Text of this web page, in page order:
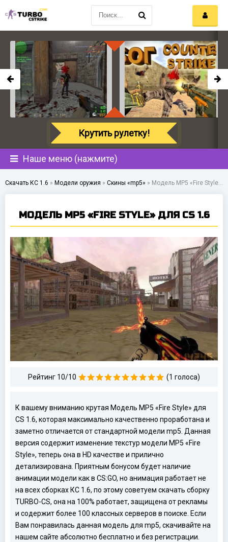
Наше меню (нажмите)
Скачать КС 1.6 » Модели оружия » Скины «mp5» » Модель MP5 «Fire Style» для CS 1.6
МОДЕЛЬ MP5 «FIRE STYLE» ДЛЯ CS 1.6
Рейтинг 10/10 (1 голоса)
К вашему вниманию крутая Модель MP5 «Fire Style» для
CS 1.6, которая максимально качественно проработана и
заметно отличается от стандартной модели mp5. Данная
версия содержит изменение текстур модели MP5 «Fire
Style», теперь она в HD качестве и прилично
детализирована. Приятным бонусом будет наличие
анимации модели как в CS:GO, но анимация работает не
на всех сборках КС 1.6, по этому советуем скачать сборку
TURBO-CS, она на 100% работает, защищена от рекламы
и содержит более 100 классных серверов в поиске. Если
Вам понравилась данная модель для mp5, скачивайте на
нашем сайте абсолютно бесплатно и без регистрации.
Крутить рулетку!